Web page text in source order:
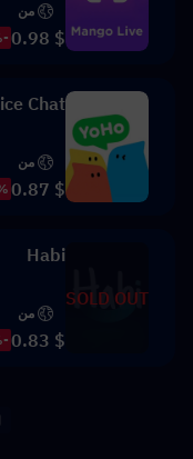
من
$ 0.98
-20%
Chat
من
$ 0.87
SOLD OUT
Habi
من
$ 0.83
-18%